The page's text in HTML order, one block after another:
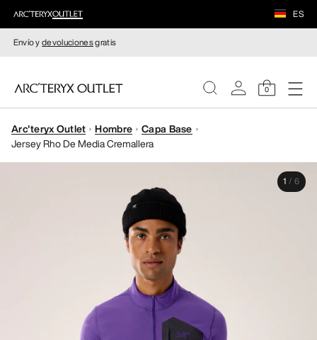
ES
Envío ydevolucionesgratis
0
MUJERE
Arc'teryx Outlet Hombre
Capa Base
Jersey Rho De Media Cremallera
1 / 6